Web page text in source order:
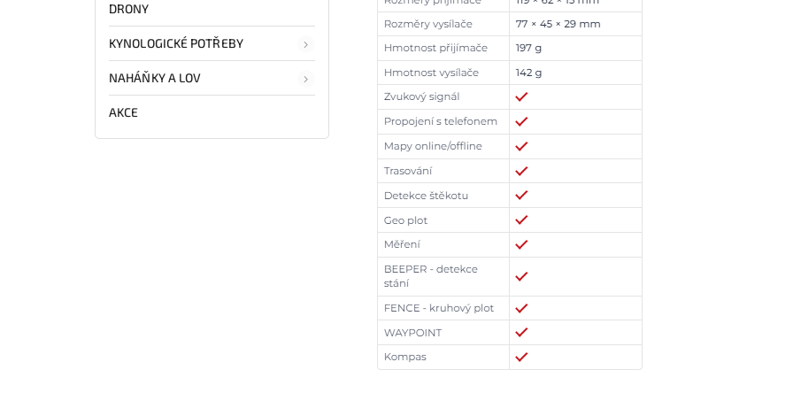
DRONY
KYNOLOGICKÉ POTŘEBY
NAHÁŇKY A LOV
AKCE